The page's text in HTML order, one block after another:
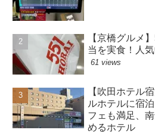
【京橋グルメ
当を実食！人
61 views
【吹田ホテル
ルホテルに宿
フェも満足、
めるホテル